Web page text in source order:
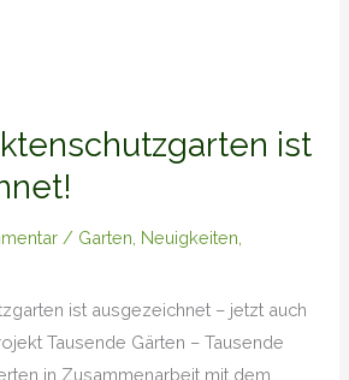
ist
/ Garten Neuigkeiten
ist ausgezeichnet – jetzt auch
Tausende Gärten – Tausende
in Zusammenarbeit mit dem